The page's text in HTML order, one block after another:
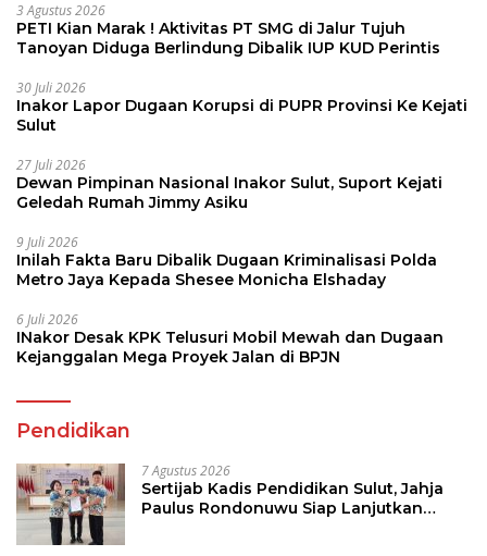
3 Agustus 2026
PETI Kian Marak ! Aktivitas PT SMG di Jalur Tujuh
Tanoyan Diduga Berlindung Dibalik IUP KUD Perintis
30 Juli 2026
Inakor Lapor Dugaan Korupsi di PUPR Provinsi Ke Kejati
Sulut
27 Juli 2026
Dewan Pimpinan Nasional Inakor Sulut, Suport Kejati
Geledah Rumah Jimmy Asiku
9 Juli 2026
Inilah Fakta Baru Dibalik Dugaan Kriminalisasi Polda
Metro Jaya Kepada Shesee Monicha Elshaday
6 Juli 2026
INakor Desak KPK Telusuri Mobil Mewah dan Dugaan
Kejanggalan Mega Proyek Jalan di BPJN
Pendidikan
7 Agustus 2026
Sertijab Kadis Pendidikan Sulut, Jahja
Paulus Rondonuwu Siap Lanjutkan